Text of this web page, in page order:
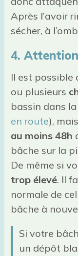
Après l’avoir
sécher, à
4.
Il est possible
ou plusieurs
bassin dans
en route),
au moins 48h
bâche sur la
De même si
trop élevé. Il
normale de
bâche à
Si votre
un dépôt